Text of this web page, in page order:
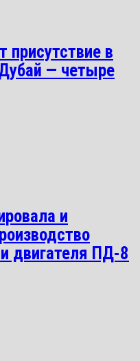
присутствие в
— четыре
и
двигателя ПД-8